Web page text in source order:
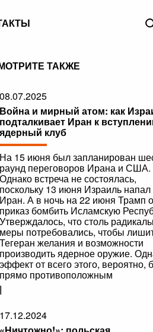
ТАКЖЕ
08.07.2025
Война и мирный атом: как
подталкивает Иран к
ядерный клуб
На 15 июня был запланирован
раунд переговоров Ирана и США.
Однако встреча не состоялась,
поскольку 13 июня Израиль напал
Иран. А в ночь на 22 июня Трамп
приказ бомбить Исламскую
Утверждалось, что столь
меры потребовались, чтобы
Тегеран желания и возможности
производить ядерное оружие.
эффект от всего этого, вероятно,
прямо противоположным
|
17.12.2024